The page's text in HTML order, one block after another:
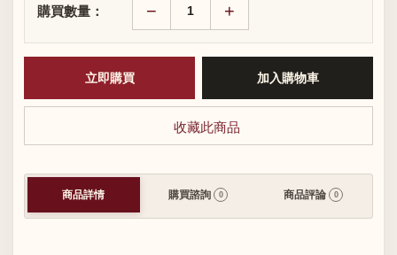
購買數量： +
−
收藏此商品
商品詳情 購買諮詢 0 商品評論 0